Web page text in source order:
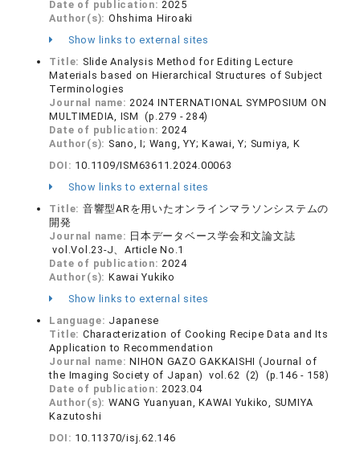
Date of publication:2025
Author(s): Ohshima Hiroaki
Show links to external sites
Title: Slide Analysis Method for Editing Lecture
Materials based on Hierarchical Structures of Subject
Terminologies
Journal name:2024 INTERNATIONAL SYMPOSIUM ON
MULTIMEDIA, ISM (p.279 - 284)
Date of publication:2024
Author(s): Sano, I; Wang, YY; Kawai, Y; Sumiya, K
DOI: 10.1109/ISM63611.2024.00063
Show links to external sites
Title: 音響型ARを用いたオンラインマラソンシステムの
開発
Journal name: 日本データベース学会和文論文誌
vol.Vol.23-J、Article No.1
Date of publication:2024
Author(s): Kawai Yukiko
Show links to external sites
Language: Japanese
Title: Characterization of Cooking Recipe Data and Its
Application to Recommendation
Journal name:NIHON GAZO GAKKAISHI (Journal of
the Imaging Society of Japan) vol.62 (2) (p.146 - 158)
Date of publication:2023.04
Author(s): WANG Yuanyuan, KAWAI Yukiko, SUMIYA
Kazutoshi
DOI: 10.11370/isj.62.146